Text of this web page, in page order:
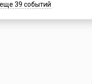
еще 39 событий